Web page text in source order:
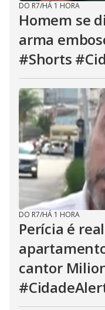
DO R7/HÁ 1 HORA
Homem se
arma
#Shorts
DO R7/HÁ 1 HORA
Perícia é
cantor